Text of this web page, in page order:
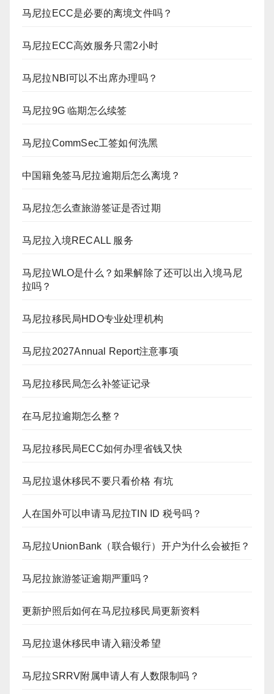
马尼拉ECC是必要的离境文件吗？
马尼拉ECC高效服务只需2小时
马尼拉NBI可以不出席办理吗？
马尼拉9G 临期怎么续签
马尼拉CommSec工签如何洗黑
中国籍免签马尼拉逾期后怎么离境？
马尼拉怎么查旅游签证是否过期
马尼拉入境RECALL 服务
马尼拉WLO是什么？如果解除了还可以出入境马尼
拉吗？
马尼拉移民局HDO专业处理机构
马尼拉2027Annual Report注意事项
马尼拉移民局怎么补签证记录
在马尼拉逾期怎么整？
马尼拉移民局ECC如何办理省钱又快
马尼拉退休移民不要只看价格 有坑
人在国外可以申请马尼拉TIN ID 税号吗？
马尼拉UnionBank（联合银行）开户为什么会被拒？
马尼拉旅游签证逾期严重吗？
更新护照后如何在马尼拉移民局更新资料
马尼拉退休移民申请入籍没希望
马尼拉SRRV附属申请人有人数限制吗？